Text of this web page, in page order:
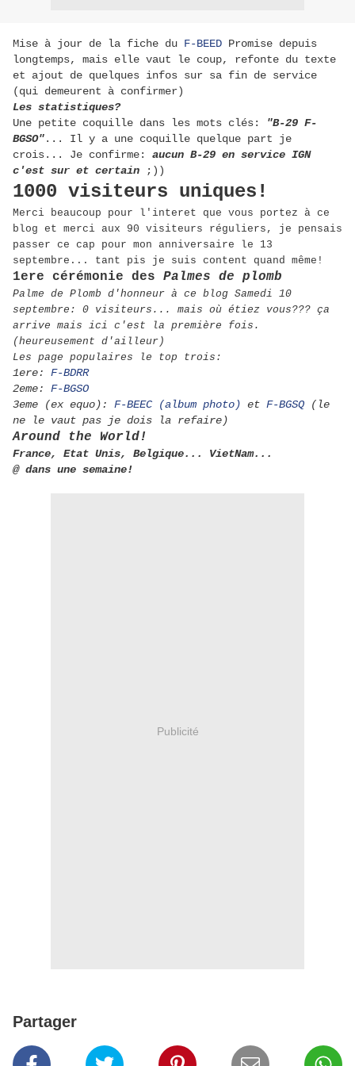
Mise à jour de la fiche du F-BEED Promise depuis
longtemps, mais elle vaut le coup, refonte du texte
et ajout de quelques infos sur sa fin de service
(qui demeurent à confirmer)
Les statistiques?
Une petite coquille dans les mots clés:
"B-29 F-
BGSO"... Il y a une coquille quelque part je
crois... Je confirme:
aucun B-29 en service IGN
c'est sur et certain
;))
1000 visiteurs uniques!
Merci beaucoup pour l'interet que vous portez à ce
blog et merci aux 90 visiteurs réguliers, je pensais
passer ce cap pour mon anniversaire le 13
septembre... tant pis je suis content quand même!
1ere cérémonie des Palmes de plomb
Palme de Plomb d'honneur à ce blog Samedi 10
septembre: 0 visiteurs... mais où étiez vous??? ça
arrive mais ici c'est la première fois.
(heureusement d'ailleur)
Les page populaires le top trois:
1ere:
F-BDRR
2eme: F-BGSO
3eme (ex equo): F-BEEC (album photo) et F-BGSQ (le
ne le vaut pas je dois la refaire)
Around the World!
France, Etat Unis, Belgique... VietNam...
@ dans une semaine!
Publicité
Partager